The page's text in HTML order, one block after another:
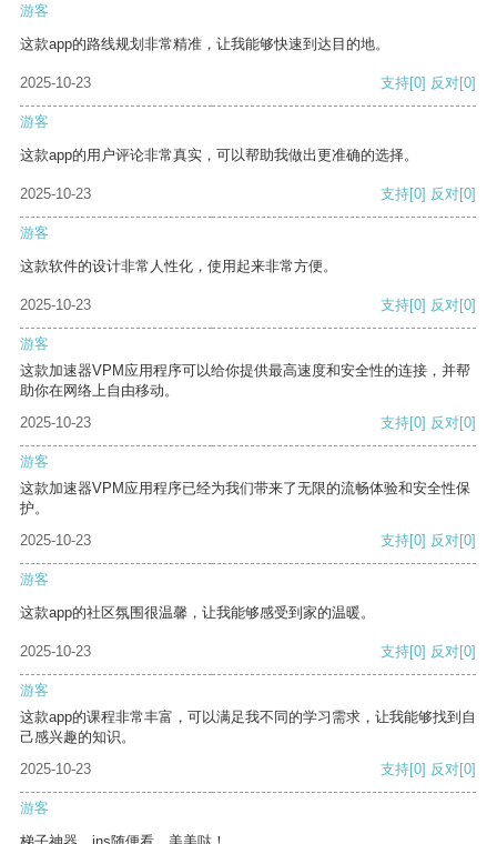
游客
这款app的路线规划非常精准，让我能够快速到达目的地。
2025-10-23 支持[0] 反对[0]
游客
这款app的用户评论非常真实，可以帮助我做出更准确的选择。
2025-10-23 支持[0] 反对[0]
游客
这款软件的设计非常人性化，使用起来非常方便。
2025-10-23 支持[0] 反对[0]
游客
这款加速器VPM应用程序可以给你提供最高速度和安全性的连接，并帮
助你在网络上自由移动。
2025-10-23
支持[0] 反对[0]
游客
这款加速器VPM应用程序已经为我们带来了无限的流畅体验和安全性保
护。
2025-10-23
支持[0] 反对[0]
游客
这款app的社区氛围很温馨，让我能够感受到家的温暖。
2025-10-23 支持[0] 反对[0]
游客
这款app的课程非常丰富，可以满足我不同的学习需求，让我能够找到自
己感兴趣的知识。
2025-10-23
支持[0] 反对[0]
游客